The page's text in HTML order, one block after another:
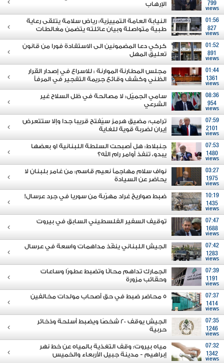
799
views
الإرهاب
01:56
827
views
النيابة العامة التمييزية: رياض سلامة يتلقى رعاية
طبية متواصلة وبيان عائلته يتضمن مغالطات
01:52
891
views
كركي دعا المضمونين الى الاستفادة فورا من قانون
تعليق المهل
01:44
1361
views
مجلس المطارنة الموارنة : للاسراع في إصدار القرار
الظني وكشف وقائع جريمة التفجير في المرفأ
08:36
954
views
سامي الجميّل: لا مصالحة في ظل السلاح غير
الشرعي
07:59
2101
views
ترامب: مضيق هرمز سيُفتح قريبا جدا وإلا ستتعرض
إيران لضربة قوية للغاية
07:53
1480
views
جنبلاط: هل أصبحت السلطة اللبنانية او بعضها
يبدو، تنفذ أوامر رام الله؟
03:27
1975
views
نواف سلام مهاجماً نعيم قاسم: من غامر بلبنان لا
يحاضر عن السيادة
10:19
1435
views
ضبط صواريخ غراد مهرّبة من سوريا في جرد عرسال!
07:47
1688
views
توقيف السفير الفلسطيني السابق في بيروت
07:42
1283
views
الجيش اللبناني ينفّذ مداهمات واسعة في عرسال
07:39
1191
views
الجمارك تداهم محالًا وتضبط عطورًا وساعات
وحقائب مزورة
07:37
1414
views
5 محاضر ضبط في حق أصحاب مولدات مخالفين
07:35
1246
views
الجيش يوقف 20 شخصًا ويضبط أسلحة وذخائر
حربية
07:32
1342
views
مياه بيروت: وقف التغذية بالمياه عن خط نهر
إبراهيم - مدينة جبيل الأربعاء والخميس